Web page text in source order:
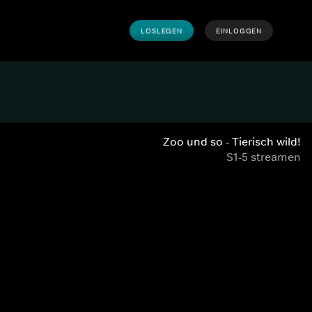
LOSLEGEN EINLOGGEN
Zoo und so - Tierisch wild!
S1-5 streamen